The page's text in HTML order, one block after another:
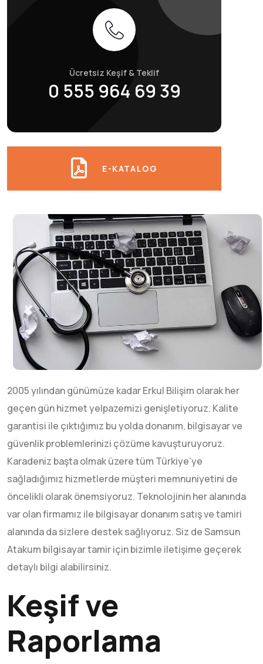
Ücretsiz Keşif & Teklif
0 555 964 69 39
E-KATALOG
2005 yılından günümüze kadar Erkul Bilişim olarak her
geçen gün hizmet yelpazemizi genişletiyoruz. Kalite
garantisi ile çıktığımız bu yolda donanım, bilgisayar ve
güvenlik problemlerinizi çözüme kavuşturuyoruz.
Karadeniz başta olmak üzere tüm Türkiye’ye
sağladığımız hizmetlerde müşteri memnuniyetini de
öncelikli olarak önemsiyoruz. Teknolojinin her alanında
var olan firmamız ile bilgisayar donanım satış ve tamiri
alanında da sizlere destek sağlıyoruz. Siz de Samsun
Atakum bilgisayar tamir için bizimle iletişime geçerek
detaylı bilgi alabilirsiniz.
Keşif ve
Raporlama